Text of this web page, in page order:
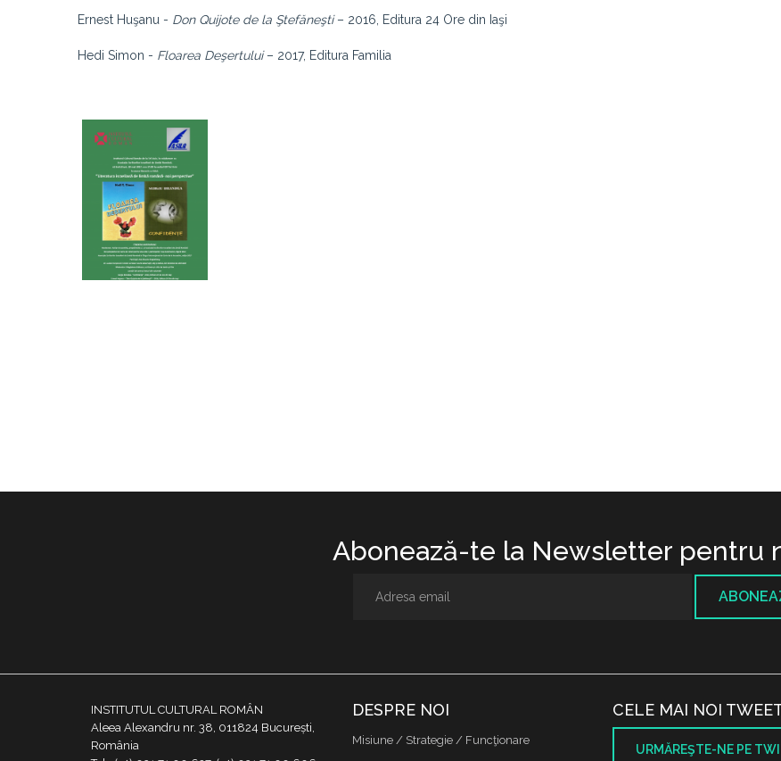
Ernest Huşanu - Don Quijote de la Ştefăneşti– 2016, Editura 24 Ore din Iaşi
Hedi Simon - Floarea Deşertului– 2017, Editura Familia
Abonează-te la Newsletter pentru
INSTITUTUL CULTURAL ROMÂN
Aleea Alexandru nr. 38, 011824 București,
România
DESPRE NOI
Misiune / Strategie / Funcţionare
CELE MAI NOI
URMĂREŞTE-NE PE